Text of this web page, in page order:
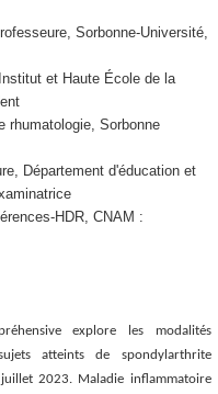
Sorbonne-Université,
et Haute École de la
rhumatologie, Sorbonne
Département d'éducation et
HDR, CNAM :
explore les modalités
atteints de spondylarthrite
2023. Maladie inflammatoire